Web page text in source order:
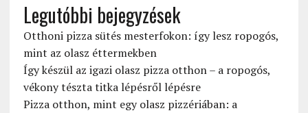
Legutóbbi bejegyzések
Otthoni pizza sütés mesterfokon: így lesz ropogós,
mint az olasz éttermekben
Így készül az igazi olasz pizza otthon – a ropogós,
vékony tészta titka lépésről lépésre
Pizza otthon, mint egy olasz pizzériában: a